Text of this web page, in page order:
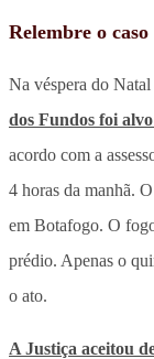
Relembre o caso
Na véspera do
dos Fundos foi
acordo com a
4 horas da manhã.
em Botafogo. O
prédio. Apenas o
o ato.
A Justiça aceitou